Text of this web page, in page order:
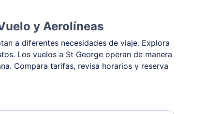
y Aerolíneas
a diferentes necesidades de viaje. Explora
Los vuelos a St George operan de manera
Compara tarifas, revisa horarios y reserva